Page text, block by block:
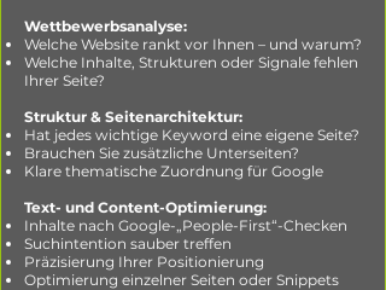
Wettbewerbsanalyse:
Welche Website rankt vor Ihnen – und warum?
Welche Inhalte, Strukturen oder Signale fehlen
Ihrer Seite?
Struktur & Seitenarchitektur:
Hat jedes wichtige Keyword eine eigene Seite?
Brauchen Sie zusätzliche Unterseiten?
Klare thematische Zuordnung für Google
Text- und Content-Optimierung:
Inhalte nach Google-„People-First“-Checken
Suchintention sauber treffen
Präzisierung Ihrer Positionierung
Optimierung einzelner Seiten oder Snippets